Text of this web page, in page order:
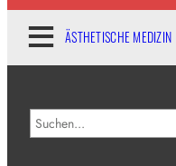
ÄSTHETISCHE MEDIZIN
u